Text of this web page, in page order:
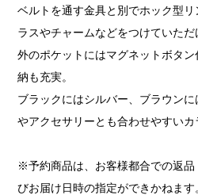
ベルトを通す金具と別でホック型
ラスやチャームなどをつけていただ
外のポケットにはマグネットボタ
納も充実。
ブラックにはシルバー、ブラウン
やアクセサリーとも合わせやすいカ
※予約商品は、お客様都合での返品
びお届け日時の指定ができかねます